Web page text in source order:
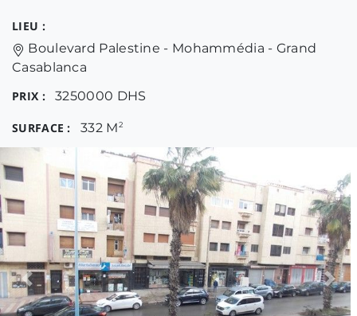
LIEU :
Boulevard Palestine - Mohammédia - Grand
Casablanca
PRIX :
3250000 DHS
SURFACE : 332 M2
Previous